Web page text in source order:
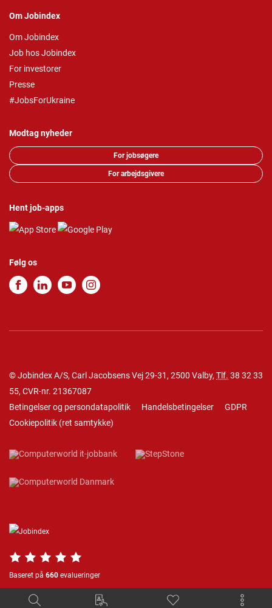
Om Jobindex
Om Jobindex
Job hos Jobindex
For investorer
Presse
#JobsForUkraine
Modtag nyheder
For jobsøgere
For arbejdsgivere
Hent job-apps
Følg os
© Jobindex A/S, Carl Jacobsens Vej 29-31, 2500 Valby, Tlf. 38 32 33
55, CVR-nr. 21367087
Betingelser og persondatapolitik
Handelsbetingelser
GDPR
Cookiepolitik (ret samtykke)
Baseret på 660 evalueringer